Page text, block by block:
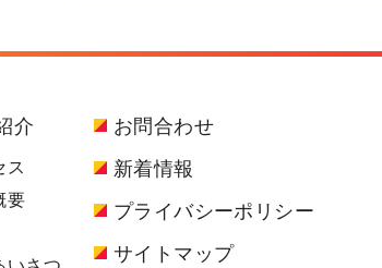
介
ス
要
お問合わせ
新着情報
プライバシーポリシー
サイトマップ